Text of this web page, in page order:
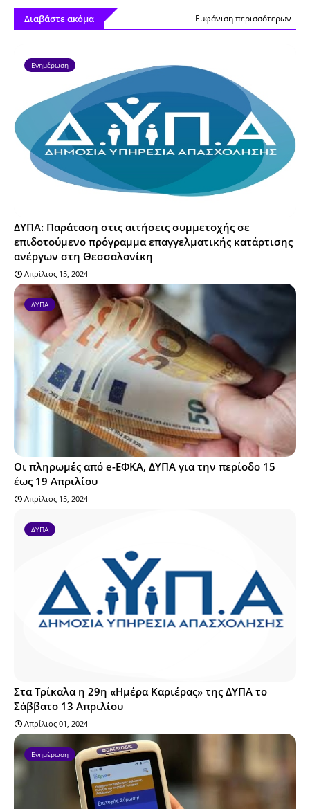
Διαβάστε ακόμα Εμφάνιση περισσότερων
Ενημέρωση
ΔΥΠΑ: Παράταση στις αιτήσεις συμμετοχής σε
επιδοτούμενο πρόγραμμα επαγγελματικής κατάρτισης
ανέργων στη Θεσσαλονίκη
Απρίλιος 15, 2024
ΔΥΠΑ
Οι πληρωμές από e-ΕΦΚΑ, ΔΥΠΑ για την περίοδο 15
έως 19 Απριλίου
Απρίλιος 15, 2024
ΔΥΠΑ
Στα Τρίκαλα η 29η «Ημέρα Καριέρας» της ΔΥΠΑ το
Σάββατο 13 Απριλίου
Απρίλιος 01, 2024
Ενημέρωση